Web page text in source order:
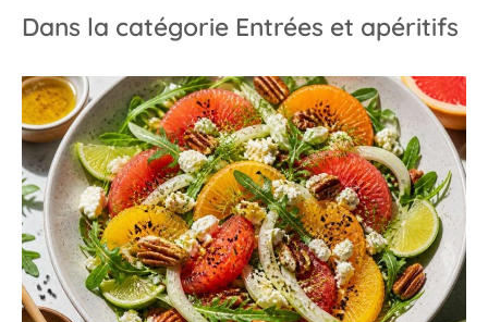
Dans la catégorie Entrées et apéritifs